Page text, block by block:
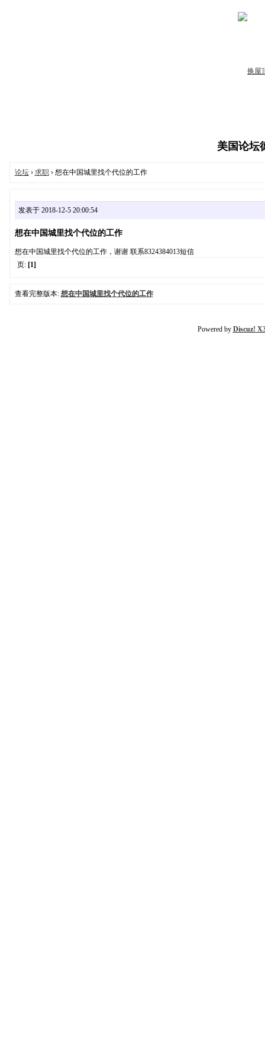
美国论坛
论坛› 求职› 想在中国城里找个代位的工作
发表于 2018-12-5 20:00:54
想在中国城里找个代位的工作
想在中国城里找个代位的工作，谢谢 联系8324384013短信
页: [1]
查看完整版本: 想在中国城里找个代位的工作
Powered by Discuz!